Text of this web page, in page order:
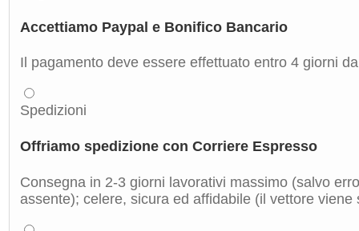
Accettiamo Paypal e Bonifico Bancario
Il pagamento deve essere effettuato entro 4 giorni
Spedizioni
Offriamo spedizione con Corriere Espresso
Consegna in 2-3 giorni lavorativi massimo (salvo
assente); celere, sicura ed affidabile (il vettore